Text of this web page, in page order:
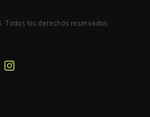
Todos los derechos reservados.